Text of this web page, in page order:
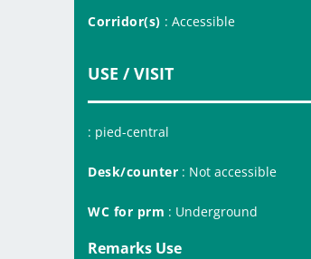
Corridor(s) : Accessible
USE / VISIT
: pied-central
Desk/counter : Not accessible
WC for prm : Underground
Remarks Use